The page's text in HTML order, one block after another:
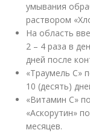
умывания
раствором
На область
2 – 4 раза в
дней после
«Траумель С»
10 (десять)
«Витамин С»
«Аскорутин»
месяцев.